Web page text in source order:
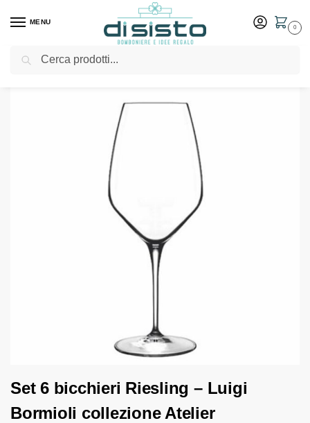
MENU
0
Home Shop Tavola Bicchieri
Set 6 bicchieri Riesling – Luigi
Bormioli collezione Atelier